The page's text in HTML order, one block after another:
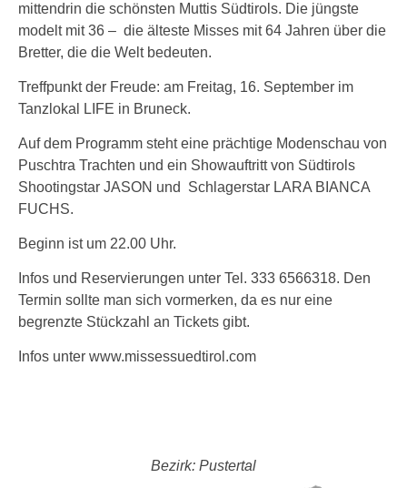
mittendrin die schönsten Muttis Südtirols. Die jüngste
modelt mit 36 – die älteste Misses mit 64 Jahren über die
Bretter, die die Welt bedeuten.
Treffpunkt der Freude: am Freitag, 16. September im
Tanzlokal LIFE in Bruneck.
Auf dem Programm steht eine prächtige Modenschau von
Puschtra Trachten und ein Showauftritt von Südtirols
Shootingstar JASON und Schlagerstar LARA BIANCA
FUCHS.
Beginn ist um 22.00 Uhr.
Infos und Reservierungen unter Tel. 333 6566318. Den
Termin sollte man sich vormerken, da es nur eine
begrenzte Stückzahl an Tickets gibt.
Infos unter www.missessuedtirol.com
Bezirk: Pustertal